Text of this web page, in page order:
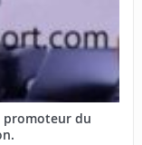
promoteur du